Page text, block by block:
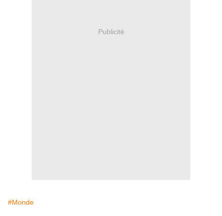
Publicité
#Monde